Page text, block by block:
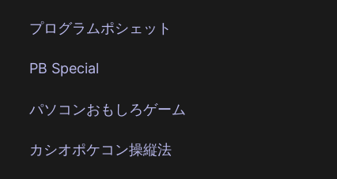
プログラムポシェット
PB Special
パソコンおもしろゲーム
カシオポケコン操縦法